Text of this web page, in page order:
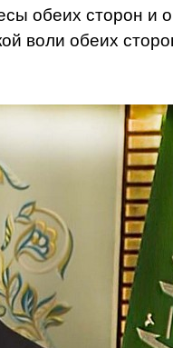
обеих сторон и
воли обеих